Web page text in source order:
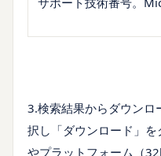
3.検索結果からダウンロ
択し「ダウンロード」
やプラットフォーム（